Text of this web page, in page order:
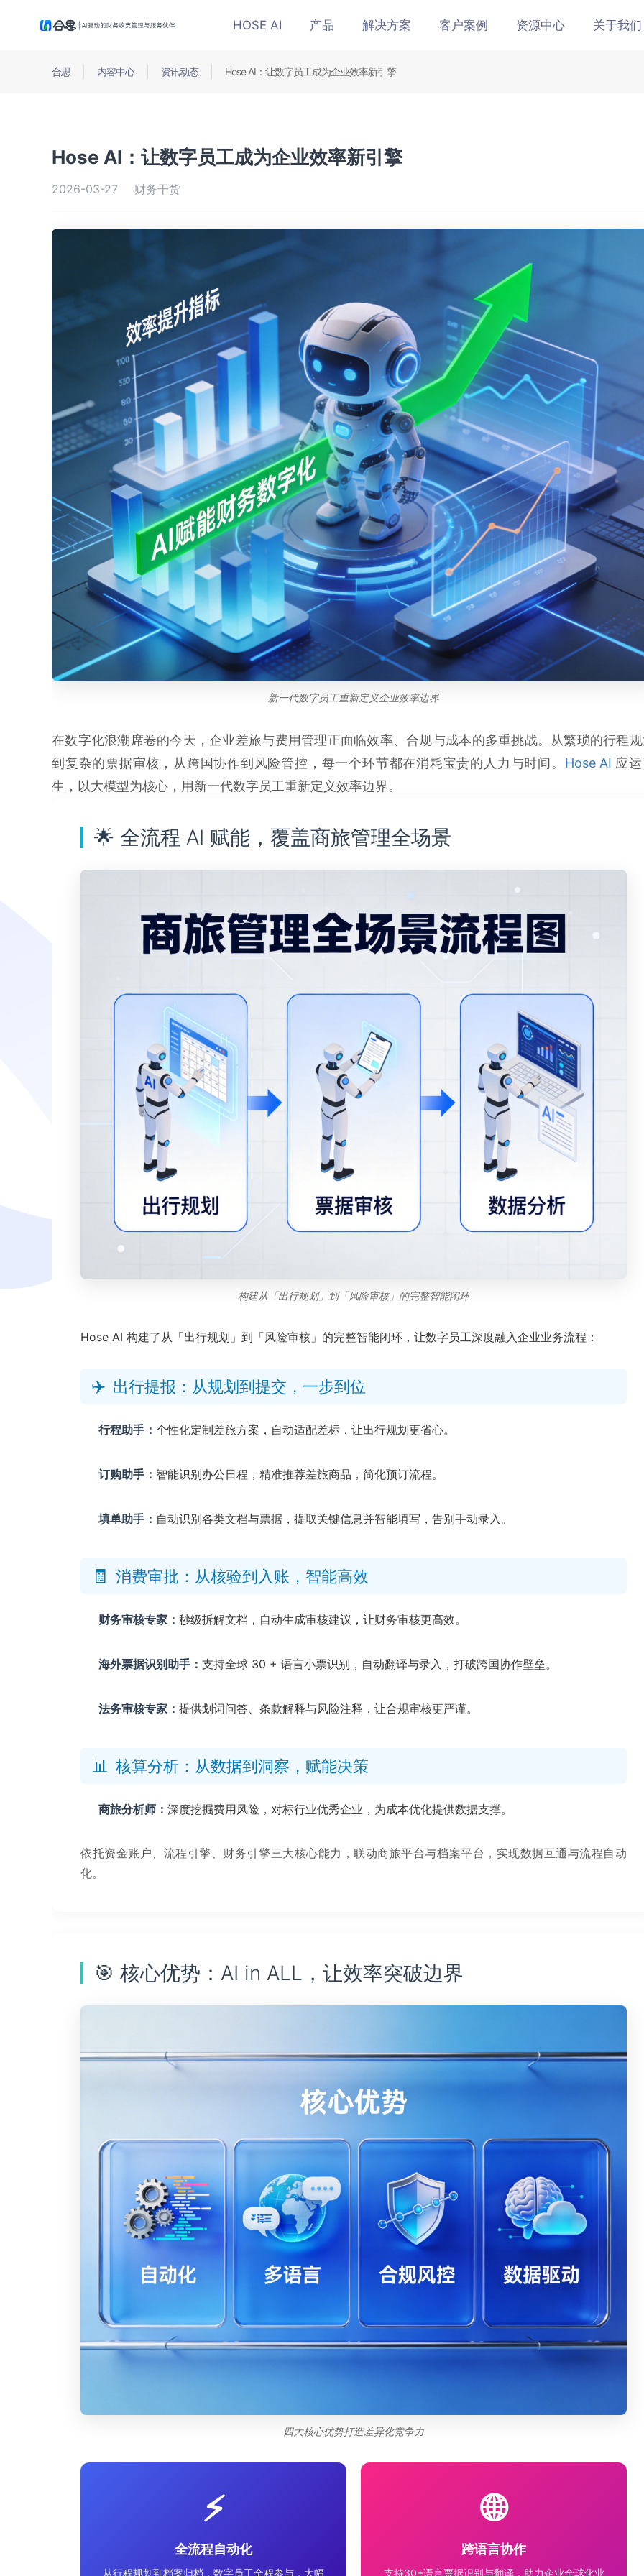
HOSE AI 产品 解决方案 客户案例 资源中心 关于我们
合思 内容中心 资讯动态 Hose AI：让数字员工成为企业效率新引擎
Hose AI：让数字员工成为企业效率新引擎
2026-03-27 财务干货
新一代数字员工重新定义企业效率边界
在数字化浪潮席卷的今天，企业差旅与费用管理正面临效率、合规与成本的多重挑战。从繁琐的行程
到复杂的票据审核，从跨国协作到风险管控，每一个环节都在消耗宝贵的人力与时间。 Hose AI 应
生，以大模型为核心，用新一代数字员工重新定义效率边界。
🌟 全流程 AI 赋能，覆盖商旅管理全场景
构建从「出行规划」到「风险审核」的完整智能闭环
Hose AI 构建了从「出行规划」到「风险审核」的完整智能闭环，让数字员工深度融入企业业务流程：
✈️ 出行提报：从规划到提交，一步到位
行程助手： 个性化定制差旅方案，自动适配差标，让出行规划更省心。
订购助手： 智能识别办公日程，精准推荐差旅商品，简化预订流程。
填单助手： 自动识别各类文档与票据，提取关键信息并智能填写，告别手动录入。
🧾 消费审批：从核验到入账，智能高效
财务审核专家： 秒级拆解文档，自动生成审核建议，让财务审核更高效。
海外票据识别助手： 支持全球 30 + 语言小票识别，自动翻译与录入，打破跨国协作壁垒。
法务审核专家： 提供划词问答、条款解释与风险注释，让合规审核更严谨。
📊 核算分析：从数据到洞察，赋能决策
商旅分析师： 深度挖掘费用风险，对标行业优秀企业，为成本优化提供数据支撑。
依托资金账户、流程引擎、财务引擎三大核心能力，联动商旅平台与档案平台，实现数据互通与流程自动
化。
🎯 核心优势：AI in ALL，让效率突破边界
四大核心优势打造差异化竞争力
⚡
全流程自动化
从行程规划到档案归档，数字员工全程参与，大幅
🌐
跨语言协作
支持30+语言票据识别与翻译，助力企业全球化业